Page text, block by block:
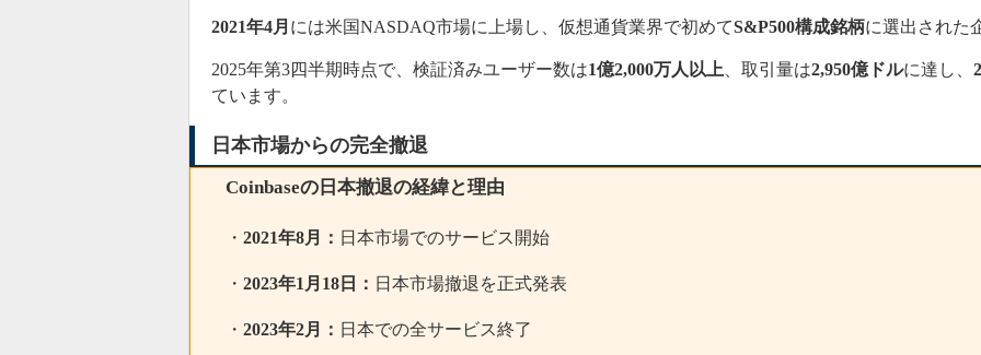
2021年4月 には米国NASDAQ市場に上場し、仮想通貨業界で初めてS&P500構成銘柄に選出された
2025年第3四半期時点で、検証済みユーザー数は1億2,000万人以上 、取引量は2,950億ドルに達し、
ています。
日本市場からの完全撤退
Coinbaseの日本撤退の経緯と理由
・ 2021年8月： 日本市場でのサービス開始
・ 2023年1月18日： 日本市場撤退を正式発表
・ 2023年2月： 日本での全サービス終了